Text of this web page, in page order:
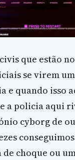
que estão
se virem
e quando isso
a policia aqui
cyborg de
de choque ou